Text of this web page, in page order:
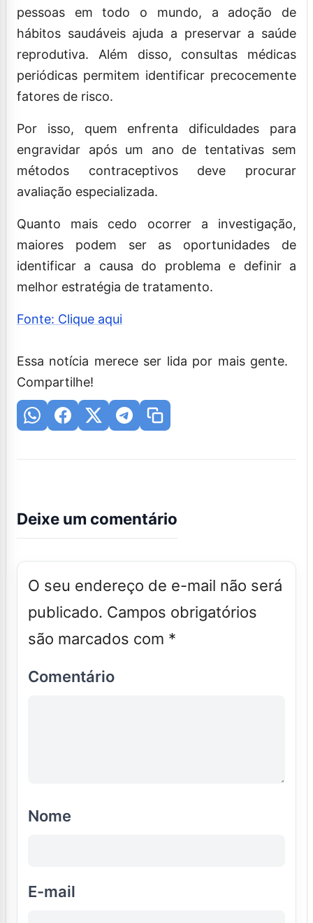
pessoas em todo o mundo, a adoção de
hábitos saudáveis ajuda a preservar a saúde
reprodutiva. Além disso, consultas médicas
periódicas permitem identificar precocemente
fatores de risco.
Por isso, quem enfrenta dificuldades para
engravidar após um ano de tentativas sem
métodos contraceptivos deve procurar
avaliação especializada.
Quanto mais cedo ocorrer a investigação,
maiores podem ser as oportunidades de
identificar a causa do problema e definir a
melhor estratégia de tratamento.
Fonte: Clique aqui
Essa notícia merece ser lida por mais gente.
Compartilhe!
Deixe um comentário
O seu endereço de e-mail não será
publicado. Campos obrigatórios
são marcados com *
Comentário
Nome
E-mail